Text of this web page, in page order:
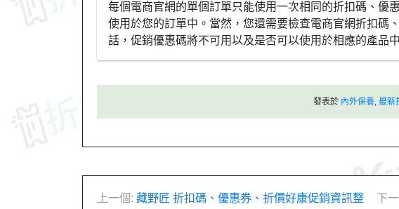
每個電商官網的單個訂單只能使用一次相同的折扣碼、優
使用於您的訂單中。當然，您還需要檢查電商官網折扣碼
話，促銷優惠碼將不可用以及是否可以使用於相應的產品中
發表於 內外保養, 最新
文
上一個: 藏野匠 折扣碼、優惠券、折價好康促銷資訊整 下